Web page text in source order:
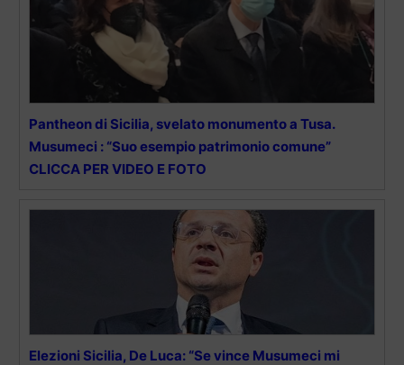
Pantheon di Sicilia, svelato monumento a Tusa.
Musumeci : “Suo esempio patrimonio comune”
CLICCA PER VIDEO E FOTO
Elezioni Sicilia, De Luca: “Se vince Musumeci mi